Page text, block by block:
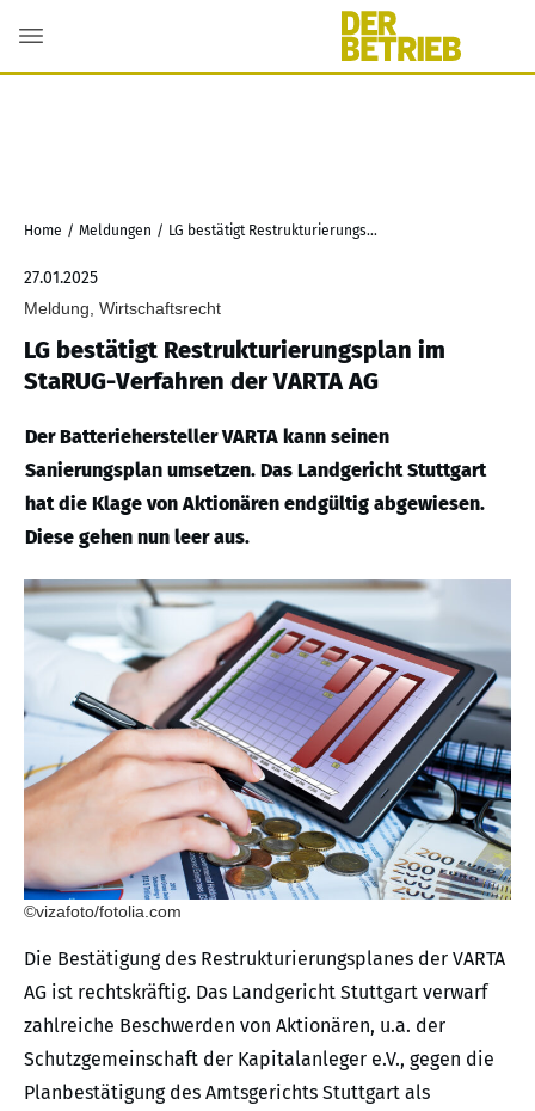
Home / Meldungen / LG bestätigt Restrukturierungsplan im StaRUG-Verfahren der VARTA AG
27.01.2025
Meldung, Wirtschaftsrecht
LG bestätigt Restrukturierungsplan im
StaRUG-Verfahren der VARTA AG
Der Batteriehersteller VARTA kann seinen
Sanierungsplan umsetzen. Das Landgericht Stuttgart
hat die Klage von Aktionären endgültig abgewiesen.
Diese gehen nun leer aus.
©vizafoto/fotolia.com
Die Bestätigung des Restrukturierungsplanes der VARTA
AG ist rechtskräftig. Das Landgericht Stuttgart verwarf
zahlreiche Beschwerden von Aktionären, u.a. der
Schutzgemeinschaft der Kapitalanleger e.V., gegen die
Planbestätigung des Amtsgerichts Stuttgart als